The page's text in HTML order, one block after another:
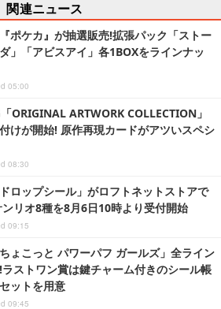
関連ニュース
ポケカ』が抽選販売!拡張パック「ストー
」「アビスアイ」各1BOXをラインナッ
05:00
ORIGINAL ARTWORK COLLECTION」
けが開始! 原作再現カードがアツいスペシ
08:30
ドロップシール」がロフトネットストアで
リオ8種を8月6日10時より受付開始
09:15
ちょこっと パワーパフ ガールズ」全ライン
ストワン賞は鍵チャーム付きのシール帳
ットを用意
09:45